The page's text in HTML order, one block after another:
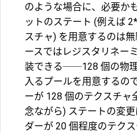
のような場合に、必要か
ットのステート (例えば
スチャ) を用意するのは
ースではレジスタリネー
装できる──128 個の物
入るプールを用意するの
ーが 128 個のテクスチャ
念ながら) ステートの変
ダーが 20 個程度のテク